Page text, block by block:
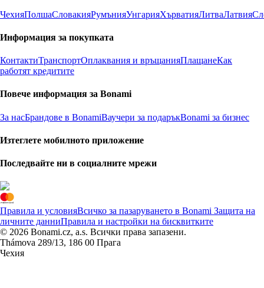
ЧехияПолшаСловакияРумънияУнгарияХърватияЛитваЛатвия
Информация за покупката
КонтактиТранспортОплаквания и връщанияПлащанеКак
работят кредитите
Повече информация за Bonami
За насБрандове в BonamiВаучери за подаръкBonami за бизнес
Изтеглете мобилното приложение
Последвайте ни в социалните мрежи
Правила и условияВсичко за пазаруването в Bonami Защита на
личните данниПравила и настройки на бисквитките
© 2026 Bonami.cz, a.s. Всички права запазени.
Thámova 289/13, 186 00 Прага
Чехия